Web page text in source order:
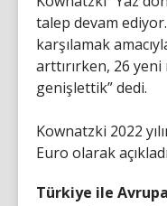
talep devam
karşılamak
arttırırken, 26 yeni
genişlettik” dedi.
Kownatzki 2022
Euro olarak
Türkiye ile